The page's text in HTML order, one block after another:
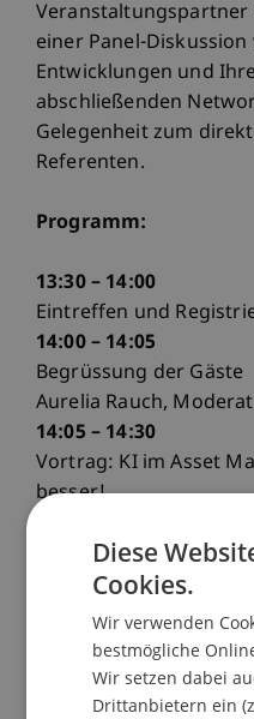
Veranstaltungspartner
einer Panel-
Entwicklungen und
abschließenden
Gelegenheit zum
Referenten.
Programm:
13:30 – 14:00
Eintreffen und
14:00 – 14:05
Begrüssung der Gäste
Aurelia Rauch,
14:05 – 14:30
Vortrag: KI im Asset
besser!
14:30 – 14:55
Vortrag: Chancen
Management
Dr. Simon
14:55 – 15:20
Vortrag:
Diese
Cookies.
Wir verwenden
bestmögliche
Wir setzen dabei
Drittanbietern ein